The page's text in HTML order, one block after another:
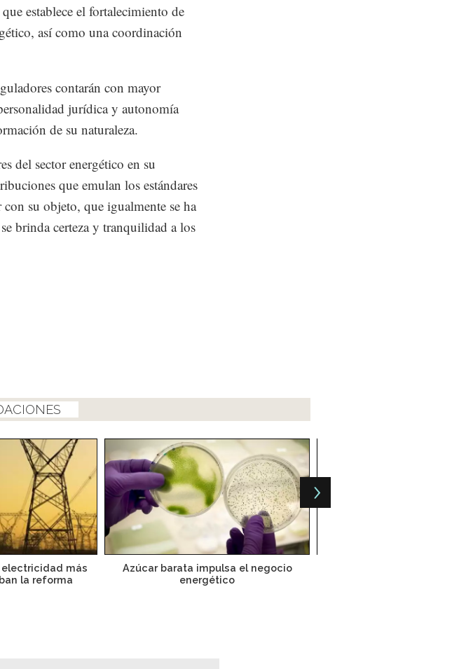
establece el fortalecimiento de
así como una coordinación
contarán con mayor
jurídica y autonomía
de su naturaleza.
del sector energético en su
que emulan los estándares
su objeto, que igualmente se ha
brinda certeza y tranquilidad a los
más
la reforma
Azúcar barata impulsa el negocio
energético